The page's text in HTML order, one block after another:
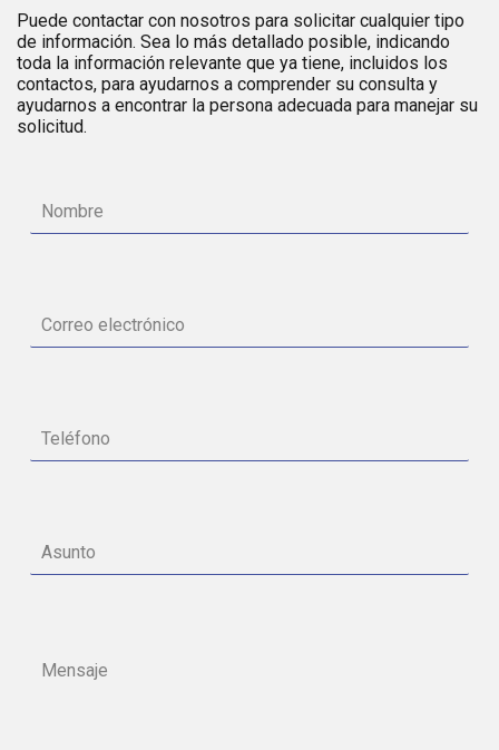
Puede contactar con nosotros para solicitar cualquier tipo
de información. Sea lo más detallado posible, indicando
toda la información relevante que ya tiene, incluidos los
contactos, para ayudarnos a comprender su consulta y
ayudarnos a encontrar la persona adecuada para manejar su
solicitud.